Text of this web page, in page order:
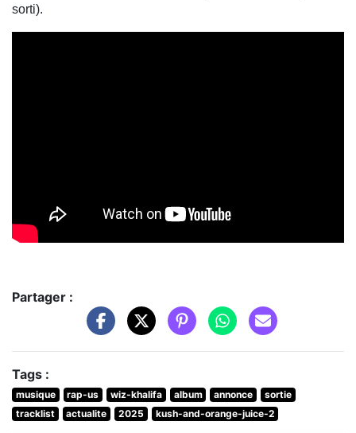
sorti).
Partager :
Tags :
musique rap-us wiz-khalifa album annonce
sortie
tracklist
actualite 2025 kush-and-orange-juice-2